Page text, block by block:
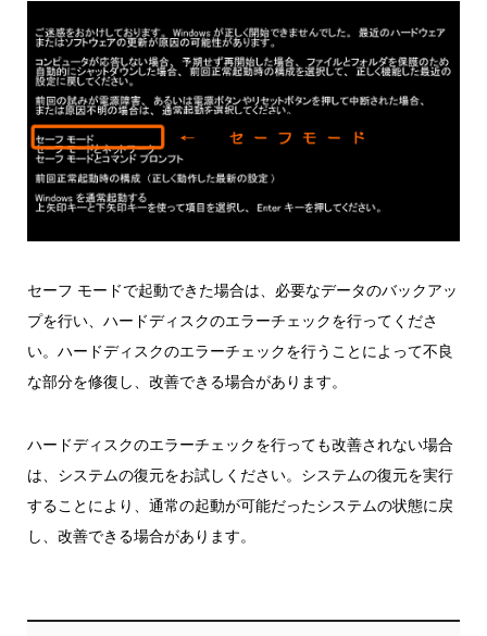
セーフ モードで起動できた場合は、必要なデータのバックアッ
プを行い、ハードディスクのエラーチェックを行ってくださ
い。ハードディスクのエラーチェックを行うことによって不良
な部分を修復し、改善できる場合があります。
ハードディスクのエラーチェックを行っても改善されない場合
は、システムの復元をお試しください。システムの復元を実行
することにより、通常の起動が可能だったシステムの状態に戻
し、改善できる場合があります。